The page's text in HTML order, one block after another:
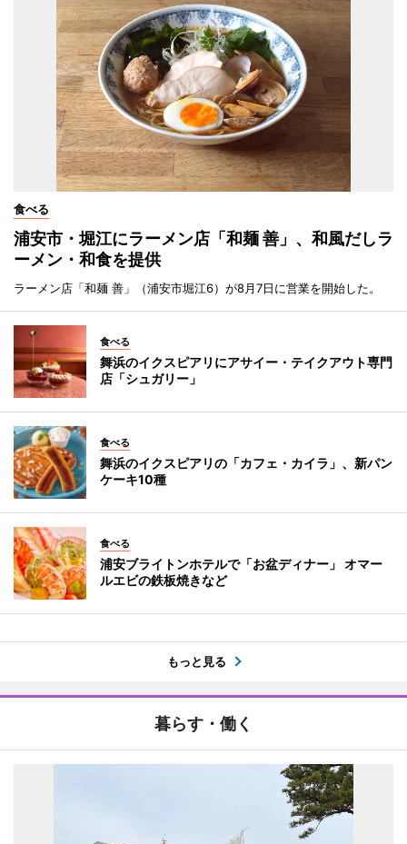
食べる
浦安市・堀江にラーメン店「和麺 善」、和風だしラ
ーメン・和食を提供
ラーメン店「和麺 善」（浦安市堀江6）が8月7日に営業を開始した。
食べる
舞浜のイクスピアリにアサイー・テイクアウト専門
店「シュガリー」
食べる
舞浜のイクスピアリの「カフェ・カイラ」、新パン
ケーキ10種
食べる
浦安ブライトンホテルで「お盆ディナー」 オマー
ルエビの鉄板焼きなど
もっと見る
暮らす・働く